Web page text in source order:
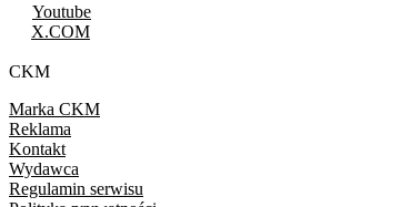
Youtube
X.COM
CKM
Marka CKM
Reklama
Kontakt
Wydawca
Regulamin serwisu